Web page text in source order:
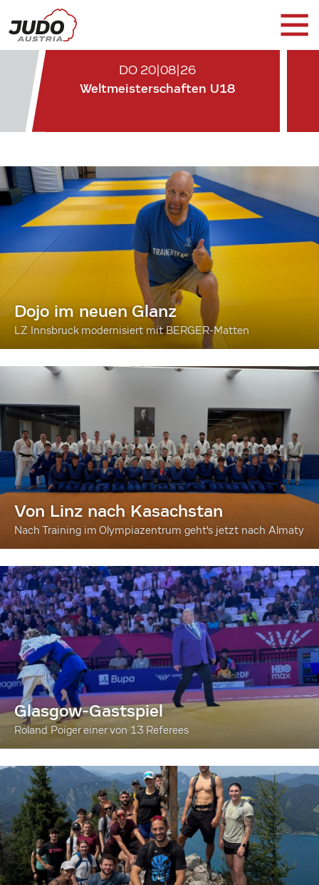
DO 20|08|26
Weltmeisterschaften U18
Dojo im neuen Glanz
LZ Innsbruck modernisiert mit BERGER-Matten
Von Linz nach Kasachstan
Nach Training im Olympiazentrum geht's jetzt nach Almaty
Glasgow-Gastspiel
Roland Poiger einer von 13 Referees